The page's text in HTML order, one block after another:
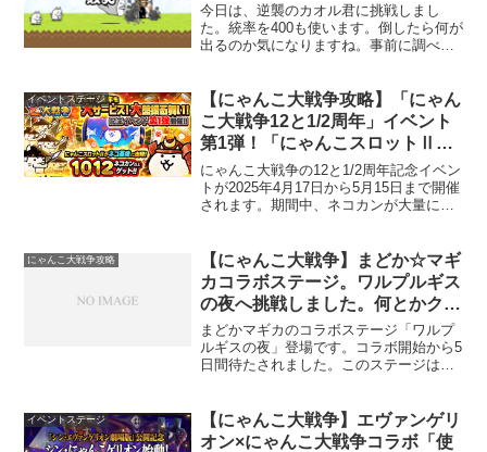
今日は、逆襲のカオル君に挑戦しまし
た。統率を400も使います。倒したら何が
出るのか気になりますね。事前に調べた
運よくメタルネコを先日手に入れたので
使ってみます。ホッピン...
イベントステージ
【にゃんこ大戦争攻略】「にゃん
こ大戦争12と1/2周年」イベント
第1弾！「にゃんこスロットⅡ」
再登場など、豪華記念イベントが
たくさん開催されます。
にゃんこ大戦争の12と1/2周年記念イベン
トが2025年4月17日から5月15日まで開催
されます。期間中、ネコカンが大量にゲ
購入などの豪華イベントが盛りだくさん
です。また、特定の時間帯に統率力が半
減されるステージや、経験値を大量に獲
得できるゲリラステージも登場します。
さらに、限定キャラ「レアガチャネコ」
や「金塊ネコ」も手に入れるチャンスが
あります。
にゃんこ大戦争攻略
【にゃんこ大戦争】まどか☆マギ
カコラボステージ。ワルプルギス
の夜へ挑戦しました。何とかクリ
アです。
まどかマギカのコラボステージ「ワルプ
ルギスの夜」登場です。コラボ開始から5
日間待たされました。このステージは、
ていないと特殊な方法でクリアする必要
があります。今回のキャ...
イベントステージ
【にゃんこ大戦争】エヴァンゲリ
オン×にゃんこ大戦争コラボ「使